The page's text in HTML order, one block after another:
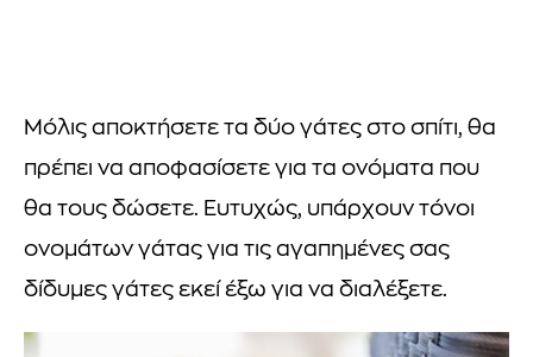
Μόλις αποκτήσετε τα δύο γάτες στο σπίτι, θα
πρέπει να αποφασίσετε για τα ονόματα που
θα τους δώσετε. Ευτυχώς, υπάρχουν τόνοι
ονομάτων γάτας για τις αγαπημένες σας
δίδυμες γάτες εκεί έξω για να διαλέξετε.